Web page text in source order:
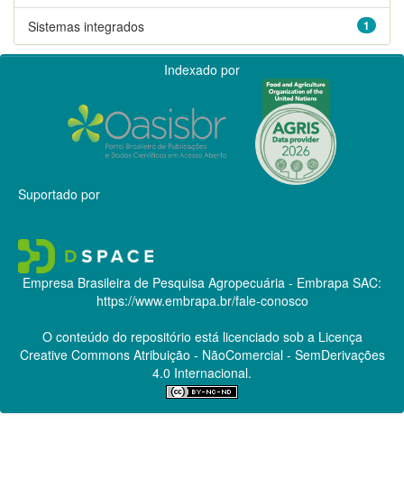
1
Sistemas integrados
Indexado por
Suportado por
Empresa Brasileira de Pesquisa Agropecuária - Embrapa SAC:
https://www.embrapa.br/fale-conosco
O conteúdo do repositório está licenciado sob a Licença
Creative CommonsAtribuição - NãoComercial - SemDerivações
4.0 Internacional.